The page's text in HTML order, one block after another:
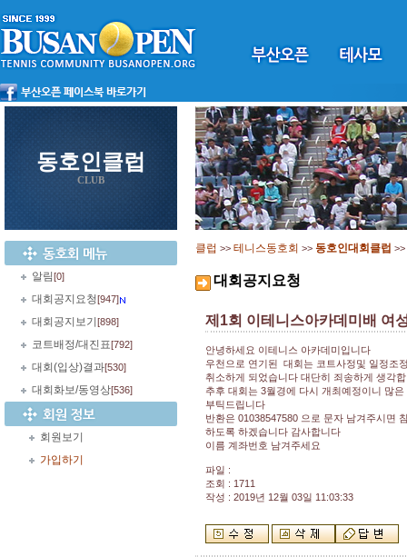
동호인클럽
CLUB
알림[0]
대회공지요청[947]
대회공지보기 [898]
코트배정/대진표[792]
대회(입상)결과[530]
대회화보/동영상[536]
회원보기
가입하기
클럽 >> 테니스동호회 >> 동호인대회클럽 >>
대회공지요청
제1회 이테니스아카데미배 여
안녕하세요 이테니스 아카데미입니다
우천으로 연기된 대회는 코트사정및 일정조
취소하게 되었습니다 대단히 죄송하게 생각
추후 대회는 3월경에 다시 개최예정이니 많은
부틱드립니다
반환은 01038547580 으로 문자 남겨주시면
하도록 하겠습니다 감사합니다
이름 계좌번호 남겨주세요
파일 :
조회 : 1711
작성 : 2019년 12월 03일 11:03:33